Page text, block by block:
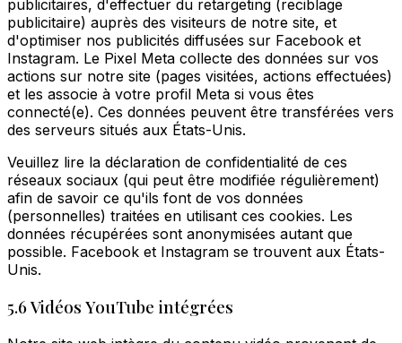
publicitaires, d'effectuer du retargeting (reciblage
publicitaire) auprès des visiteurs de notre site, et
d'optimiser nos publicités diffusées sur Facebook et
Instagram. Le Pixel Meta collecte des données sur vos
actions sur notre site (pages visitées, actions effectuées)
et les associe à votre profil Meta si vous êtes
connecté(e). Ces données peuvent être transférées vers
des serveurs situés aux États-Unis.
Veuillez lire la déclaration de confidentialité de ces
réseaux sociaux (qui peut être modifiée régulièrement)
afin de savoir ce qu'ils font de vos données
(personnelles) traitées en utilisant ces cookies. Les
données récupérées sont anonymisées autant que
possible. Facebook et Instagram se trouvent aux États-
Unis.
5.6 Vidéos YouTube intégrées